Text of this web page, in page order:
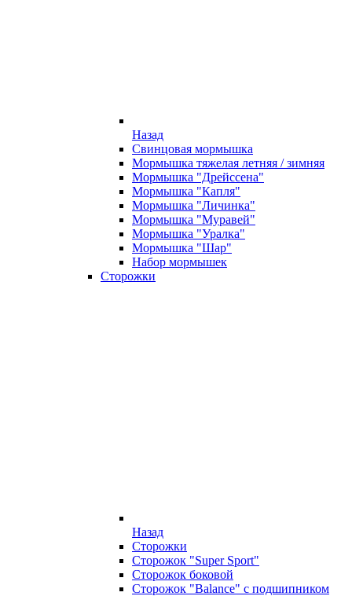
Назад
Свинцовая мормышка
Мормышка тяжелая летняя / зимняя
Мормышка "Дрейссена"
Мормышка "Капля"
Мормышка "Личинка"
Мормышка "Муравей"
Мормышка "Уралка"
Мормышка "Шар"
Набор мормышек
Сторожки
Назад
Сторожки
Сторожок "Super Sport"
Сторожок боковой
Сторожок "Balance" с подшипником